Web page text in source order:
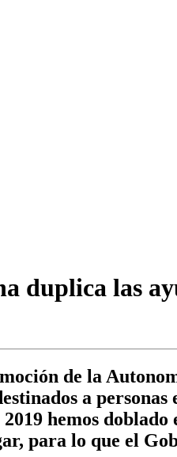
duplica las
de la
a
hemos
para lo que el